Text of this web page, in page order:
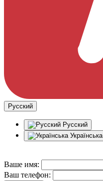
Русский
Русский
Українська
Ваше имя:
Ваш телефон: